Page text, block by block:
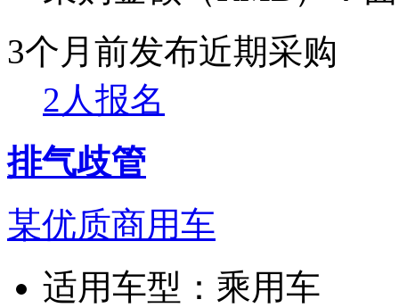
3个月前发布近期采购
2人报名
排气歧管
某优质商用车
适用车型： 乘用车